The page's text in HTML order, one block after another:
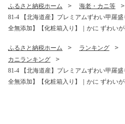
ふるさと納税ホーム 海老・カニ等
81-4 【北海道産】プレミアムずわい甲羅
全無添加】【化粧箱入り】｜かに ずわい
ふるさと納税ホーム ランキング
カニランキング
81-4 【北海道産】プレミアムずわい甲羅
全無添加】【化粧箱入り】｜かに ずわい